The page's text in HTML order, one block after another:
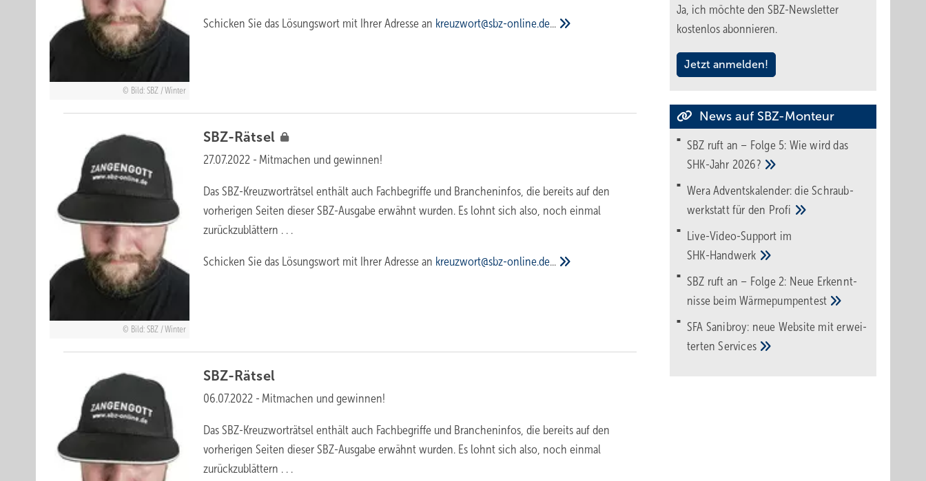
Bild: SBZ / Winter
Schicken Sie das Lösungswort mit Ihrer Adresse an kreuzwort@sbz-online.de...
Bild: SBZ / Winter
SBZ-Rätsel
27.07.2022 - Mitmachen und gewinnen!
Das SBZ-Kreuzworträtsel enthält auch Fachbegriffe und Brancheninfos, die bereits auf den
vorherigen Seiten dieser SBZ-Ausgabe erwähnt wurden. Es lohnt sich also, noch einmal
zurückzublättern . . .
Schicken Sie das Lösungswort mit Ihrer Adresse an kreuzwort@sbz-online.de...
SBZ-Rätsel
06.07.2022 - Mitmachen und gewinnen!
Das SBZ-Kreuzworträtsel enthält auch Fachbegriffe und Brancheninfos, die bereits auf den
vorherigen Seiten dieser SBZ-Ausgabe erwähnt wurden. Es lohnt sich also, noch einmal
zurückzublättern . . .
Ja, ich möchte den SBZ-Newsletter
kostenlos abonnieren.
Jetzt anmelden!
News auf SBZ-Monteur
SBZ ruft an – Folge 5: Wie wird das
SHK-Jahr 2026?
Wera Adventskalender: die Schraub­
werk­statt für den Pro­fi
Live-Video-Support im
SHK-Handwerk
SBZ ruft an – Folge 2: Neue Erkennt­
nisse beimWärme­pumpen­test
SFA Sanibroy: neue Web­site mit erwei­
tertenServices